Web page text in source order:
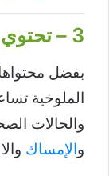
3 – تحتوي على مضادات الأكسدة
بفضل
الملوخية
والحالات
والإمساك